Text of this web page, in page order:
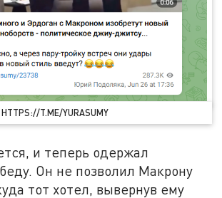
T.ME/YURASUMY
и теперь одержал
Он не позволил Макрону
тот хотел, вывернув ему